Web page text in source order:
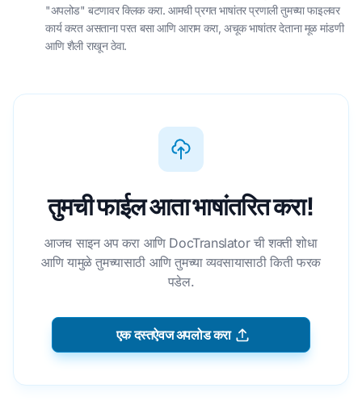
"अपलोड" बटणावर क्लिक करा. आमची प्रगत भाषांतर प्रणाली तुमच्या फाइलवर
कार्य करत असताना परत बसा आणि आराम करा, अचूक भाषांतर देताना मूळ मांडणी
आणि शैली राखून ठेवा.
तुमची फाईल आता भाषांतरित करा!
आजच साइन अप करा आणि DocTranslator ची शक्ती शोधा
आणि यामुळे तुमच्यासाठी आणि तुमच्या व्यवसायासाठी किती फरक
पडेल.
एक दस्तऐवज अपलोड करा